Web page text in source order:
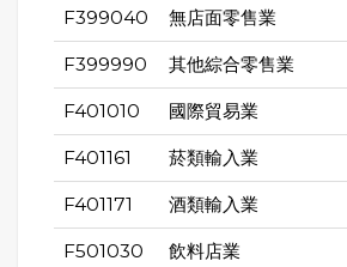
F399040 無店面零售業
F399990 其他綜合零售業
F401010 國際貿易業
F401161 菸類輸入業
F401171 酒類輸入業
F501030 飲料店業